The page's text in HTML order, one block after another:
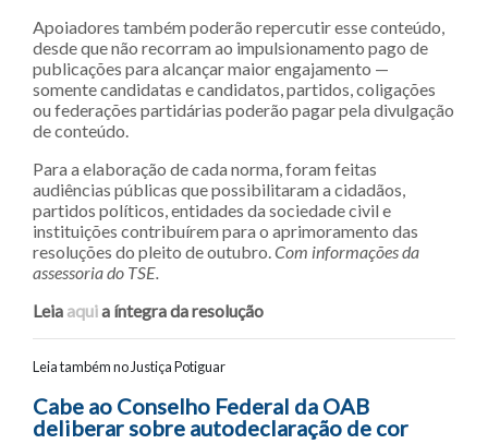
Apoiadores também poderão repercutir esse conteúdo,
desde que não recorram ao impulsionamento pago de
publicações para alcançar maior engajamento —
somente candidatas e candidatos, partidos, coligações
ou federações partidárias poderão pagar pela divulgação
de conteúdo.
Para a elaboração de cada norma, foram feitas
audiências públicas que possibilitaram a cidadãos,
partidos políticos, entidades da sociedade civil e
instituições contribuírem para o aprimoramento das
resoluções do pleito de outubro.Com informações da
assessoria do TSE.
Leia aquia íntegra da resolução
Leia também no Justiça Potiguar
Navegação entre posts
Cabe ao Conselho Federal da OAB
deliberar sobre autodeclaração de cor